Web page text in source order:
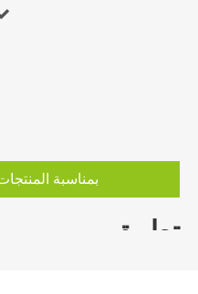
بمناسبة
تطبيق